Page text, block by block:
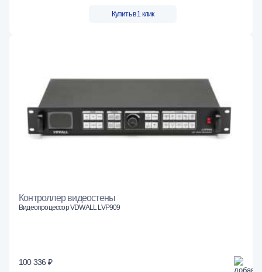
Купить в 1 клик
Контроллер видеостены
Видеопроцессор VDWALL LVP909
100 336 ₽